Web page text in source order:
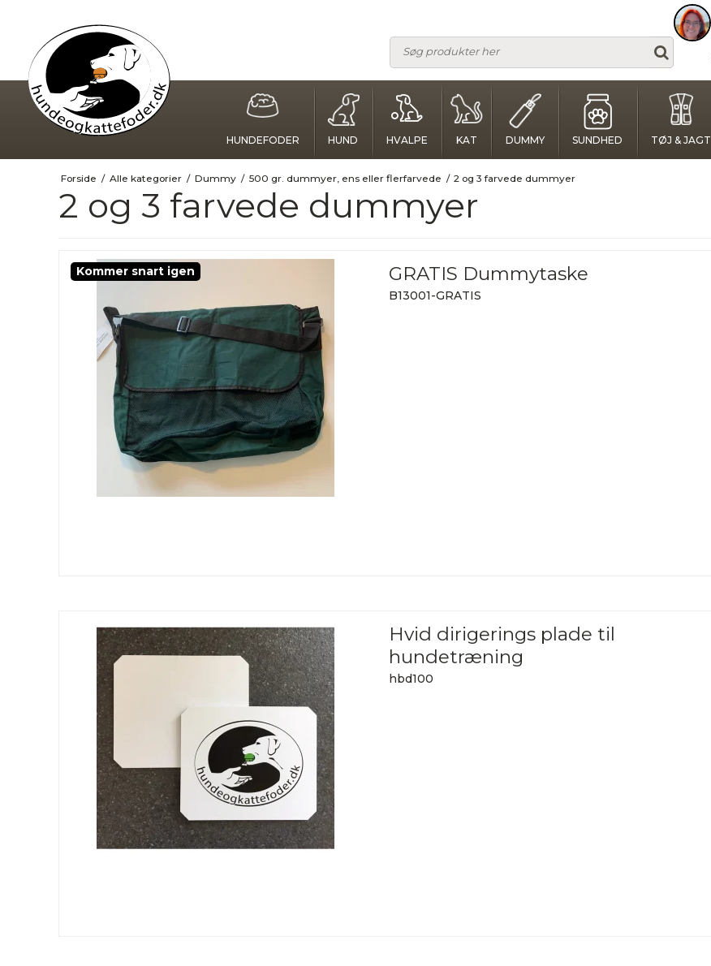
HUNDEFODER HUND HVALPE KAT DUMMY SUNDHED TØJ & JAGT
Forside / Alle kategorier / Dummy / 500 gr. dummyer, ens eller flerfarvede / 2 og 3 farvede dummyer
2 og 3 farvede dummyer
Kommer snart igen GRATIS Dummytaske
B13001-GRATIS
Hvid dirigerings plade til
hundetræning
hbd100